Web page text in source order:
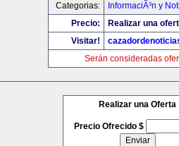
Categorias:
InformaciÃ³n y
Precio:
Realizar una
Visitar!
Serán consideradas
Realizar una Oferta
Precio Ofrecido $